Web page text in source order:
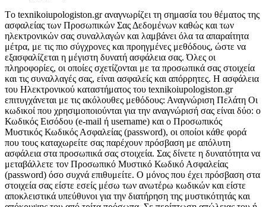
Tο texnikoiupologiston.gr αναγνωρίζει τη σημασία του θέματος της
ασφαλείας των Προσωπικών Σας Δεδομένων καθώς και των
ηλεκτρονικών σας συναλλαγών και λαμβάνει όλα τα απαραίτητα
μέτρα, με τις πιο σύγχρονες και προηγμένες μεθόδους, ώστε να
εξασφαλίζεται η μέγιστη δυνατή ασφάλεια σας. Όλες οι
πληροφορίες, οι οποίες σχετίζονται με τα προσωπικά σας στοιχεία
και τις συναλλαγές σας, είναι ασφαλείς και απόρρητες. Η ασφάλεια
του Ηλεκτρονικού καταστήματος του texnikoiupologiston.gr
επιτυγχάνεται με τις ακόλουθες μεθόδους: Αναγνώριση Πελάτη Οι
κωδικοί που χρησιμοποιούνται για την αναγνώρισή σας είναι δύο: ο
Κωδικός Εισόδου (e-mail ή username) και ο Προσωπικός
Μυστικός Κωδικός Ασφαλείας (password), οι οποίοι κάθε φορά
που τους καταχωρείτε σας παρέχουν πρόσβαση με απόλυτη
ασφάλεια στα προσωπικά σας στοιχεία. Σας δίνετε η δυνατότητα να
μεταβάλλετε τον Προσωπικό Μυστικό Κωδικό Ασφαλείας
(password) όσο συχνά επιθυμείτε. Ο μόνος που έχει πρόσβαση στα
στοιχεία σας είστε εσείς μέσω των ανωτέρω κωδικών και είστε
αποκλειστικά υπεύθυνοι για την διατήρηση της μυστικότητάς και